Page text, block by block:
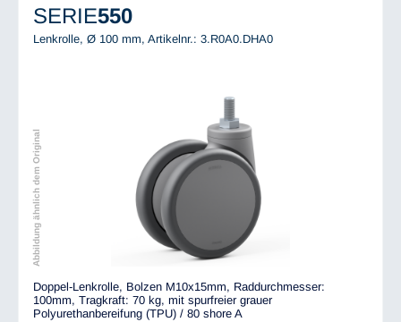
SERIE550
Lenkrolle, Ø 100 mm, Artikelnr.: 3.R0A0.DHA0
Abbildung ähnlich dem Original
Doppel-Lenkrolle, Bolzen M10x15mm, Raddurchmesser:
100mm, Tragkraft: 70 kg, mit spurfreier grauer
Polyurethanbereifung (TPU) / 80 shore A